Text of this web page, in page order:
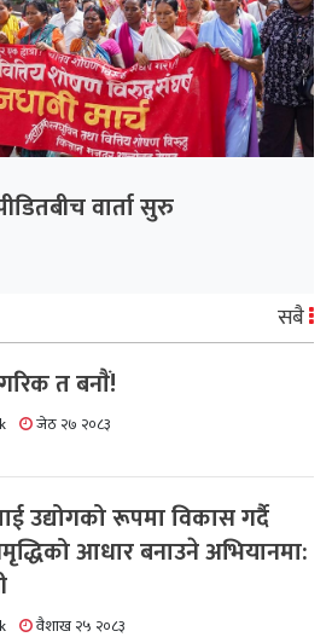
वार्ता सुरु
सबै
त बनाैं!
जेठ २७ २०८३
उद्योगको रूपमा विकास गर्दै
आधार बनाउने अभियानमा:
वैशाख २५ २०८३